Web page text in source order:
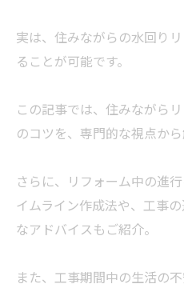
実は、住みながらの水回り
ることが可能です。
この記事では、住みながら
のコツを、専門的な視点から
さらに、リフォーム中の進
イムライン作成法や、工事
なアドバイスもご紹介。
また、工事期間中の生活の